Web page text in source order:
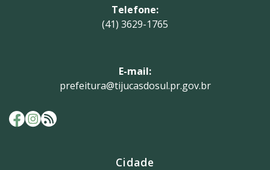
Telefone:
(41) 3629-1765
E-mail:
prefeitura@tijucasdosul.pr.gov.br
Cidade